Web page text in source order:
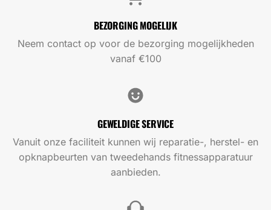
BEZORGING MOGELIJK
Neem contact op voor de bezorging mogelijkheden
vanaf €100
GEWELDIGE SERVICE
Vanuit onze faciliteit kunnen wij reparatie-, herstel- en
opknapbeurten van tweedehands fitnessapparatuur
aanbieden.